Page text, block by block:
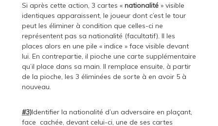
Si après cette action, 3 cartes « nationalité » visible
identiques apparaissent, le joueur dont c’est le tour
peut les éliminer à condition que celles-ci ne
représentent pas sa nationalité (facultatif). Il les
places alors en une pile « indice » face visible devant
lui. En contrepartie, il pioche une carte supplémentaire
qu’il place dans sa main. Il remplace ensuite, à partir
de la pioche, les 3 éliminées de sorte à en avoir 5 à
nouveau.
#3)Identifier la nationalité d’un adversaire en plaçant,
face cachée, devant celui-ci, une de ses cartes